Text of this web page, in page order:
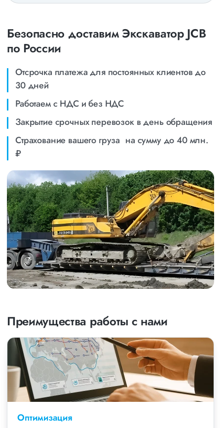
Безопасно доставим Экскаватор JCB
по России
Отсрочка платежа для постоянных клиентов до
30 дней
Работаем с НДС и без НДС
Закрытие срочных перевозок в день обращения
Страхование вашего груза на сумму до 40 млн.
₽
Преимущества работы с нами
Оптимизация